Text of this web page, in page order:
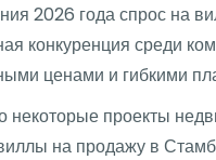
2026 года спрос на
конкуренция среди
ценами и гибкими
некоторые проекты
на продажу в